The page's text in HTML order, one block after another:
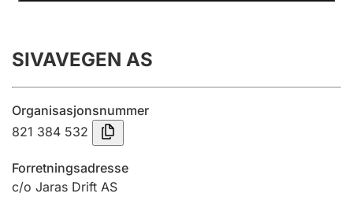
Årsregnskap
Innsending og forsinkelsesgebyr
Tinglysing
SIVAVEGEN AS
Organisasjonsnummer
821 384 532
Forretningsadresse
c/o Jaras Drift AS